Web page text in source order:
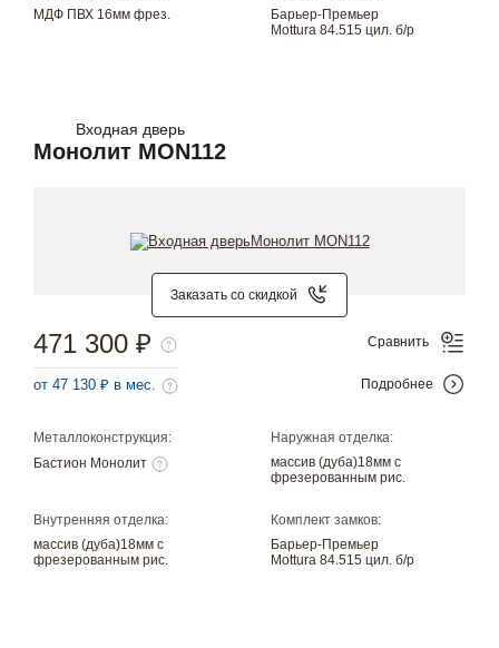
МДФ ПВХ 16мм фрез.
Барьер-Премьер
Mottura 84.515 цил. б/р
Входная дверь
Монолит MON112
Заказать со скидкой
Металлоконструкция:
Бастион Монолит
Наружная отделка:
массив (дуба)18мм с
фрезерованным рис.
Внутренняя отделка:
массив (дуба)18мм с
фрезерованным рис.
Комплект замков:
Барьер-Премьер
Mottura 84.515 цил. б/р
471 300 ₽
от 47 130 ₽ в мес.
Сравнить
Подробнее